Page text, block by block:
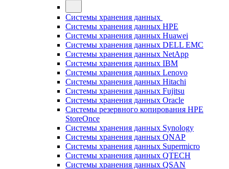
Системы хранения данных
Системы хранения данных HPE
Системы хранения данных Huawei
Системы хранения данных DELL EMC
Cистемы хранения данных NetApp
Системы хранения данных IBM
Системы хранения данных Lenovo
Системы хранения данных Hitachi
Системы хранения данных Fujitsu
Системы хранения данных Oracle
Системы резервного копирования HPE
StoreOnce
Системы хранения данных Synology
Системы хранения данных QNAP
Системы хранения данных Supermicro
Системы хранения данных QTECH
Системы хранения данных QSAN